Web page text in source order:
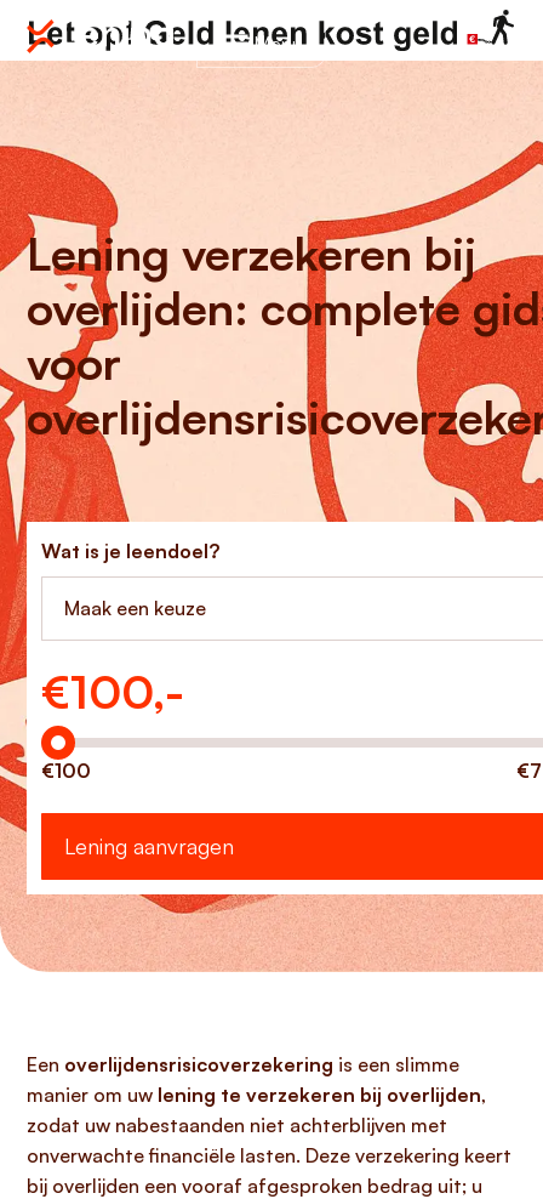
Menu
Lening verzekeren bij
overlijden: complete
voor
Wat is je leendoel?
Maak een keuze
€100,-
Hoeveel wilt u lenen?
€100
Lening aanvragen
Een overlijdensrisicoverzekering is een slimme
manier om uw lening te verzekeren bij overlijden,
zodat uw nabestaanden niet achterblijven met
onverwachte financiële lasten. Deze verzekering keert
bij overlijden een vooraf afgesproken bedrag uit; u